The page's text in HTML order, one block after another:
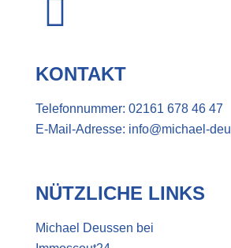
KONTAKT
Telefonnummer: 02161 678 46 47
E-Mail-Adresse: info@michael-
NÜTZLICHE LINKS
Michael Deussen bei